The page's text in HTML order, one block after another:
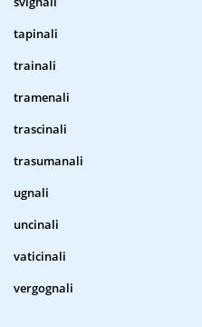
tapinali
trainali
tramenali
trascinali
trasumanali
ugnali
uncinali
vaticinali
vergognali